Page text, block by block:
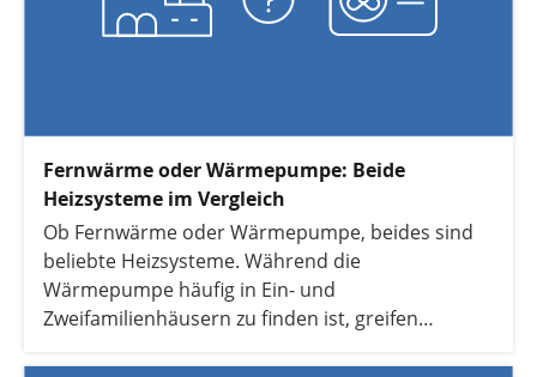
Fernwärme oder Wärmepumpe: Beide
Heizsysteme im Vergleich
Ob Fernwärme oder Wärmepumpe, beides sind
beliebte Heizsysteme. Während die
Wärmepumpe häufig in Ein- und
Zweifamilienhäusern zu finden ist, greifen